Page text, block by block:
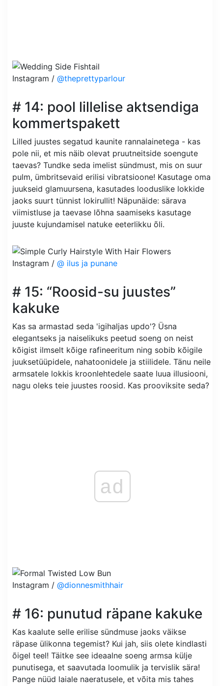
Instagram / @theprettyparlour
# 14: pool lillelise aktsendiga
kommertspakett
Lilled juustes segatud kaunite rannalainetega - kas
pole nii, et mis näib olevat pruutneitside soengute
taevas? Tundke seda imelist sündmust, mis on suur
pulm, ümbritsevaid erilisi vibratsioone! Kasutage oma
juukseid glamuursena, kasutades looduslike lokkide
jaoks suurt tünnist lokirullit! Näpunäide: särava
viimistluse ja taevase lõhna saamiseks kasutage
juuste kujundamisel natuke eeterlikku õli.
Instagram / @ ilus ja punane
# 15: “Roosid-su juustes”
kakuke
Kas sa armastad seda 'igihaljas updo'? Üsna
elegantseks ja naiselikuks peetud soeng on neist
kõigist ilmselt kõige rafineeritum ning sobib kõigile
juuksetüüpidele, nahatoonidele ja stiilidele. Tänu neile
armsatele lokkis kroonlehtedele saate luua illusiooni,
nagu oleks teie juustes roosid. Kas prooviksite seda?
ad
Instagram / @dionnesmithhair
# 16: punutud räpane kakuke
Kas kaalute selle erilise sündmuse jaoks väikse
räpase ülikonna tegemist? Kui jah, siis olete kindlasti
õigel teel! Täitke see ideaalne soeng armsa külje
punutisega, et saavutada loomulik ja tervislik sära!
Pange nüüd laiale naeratusele, et võita mis tahes